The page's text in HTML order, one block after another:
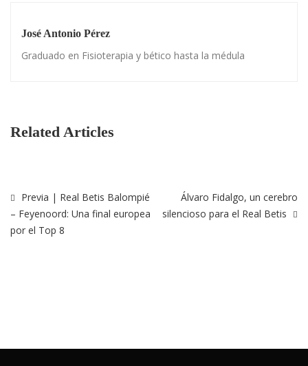
José Antonio Pérez
Graduado en Fisioterapia y bético hasta la médula
Related Articles
Previa | Real Betis Balompié
– Feyenoord: Una final europea
por el Top 8
Álvaro Fidalgo, un cerebro
silencioso para el Real Betis